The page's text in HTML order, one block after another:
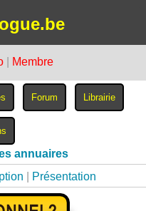
Membre
annuaires
Présentation